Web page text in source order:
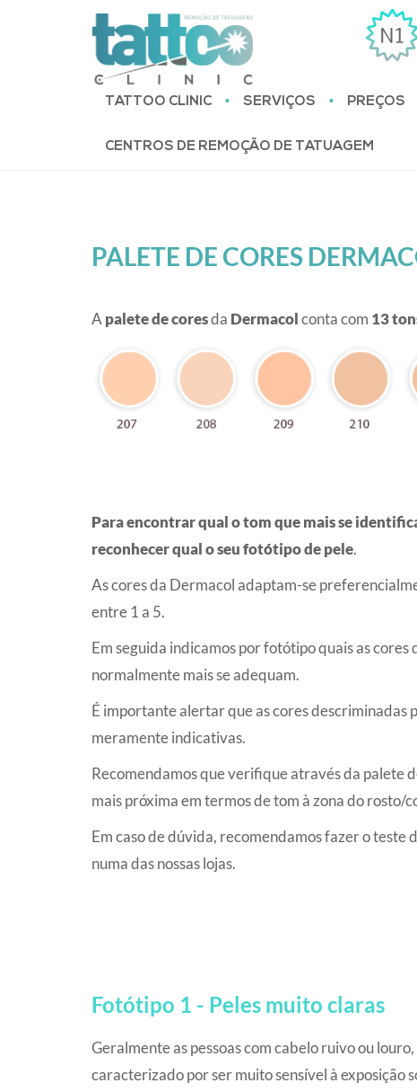
TATTOO CLINIC • SERVIÇOS • PREÇOS
CENTROS DE REMOÇÃO DE TATUAGEM
PALETE DE CORES
A palete de coresda Dermacolconta com 13
Para encontrar qual o tom que mais se
reconhecer qual o seu fotótipo de pele.
As cores da Dermacol adaptam-se
entre 1 a 5.
Em seguida indicamos por fotótipo quais as cores
normalmente mais se adequam.
É importante alertar que as cores descriminadas
meramente indicativas.
Recomendamos que verifique através da palete
mais próxima em termos de tom à zona do rosto/
Em caso de dúvida, recomendamos fazer o teste
numa das nossas lojas.
Fotótipo 1 - Peles muito claras
Geralmente as pessoas com cabelo ruivo ou
caracterizado por ser muito sensível à exposição